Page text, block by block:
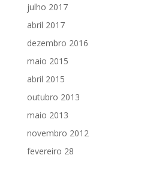
julho 2017
abril 2017
dezembro 2016
maio 2015
abril 2015
outubro 2013
maio 2013
novembro 2012
fevereiro 28